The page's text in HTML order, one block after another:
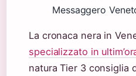
Messaggero
La cronaca nera in
specializzato in
natura Tier 3 consiglia